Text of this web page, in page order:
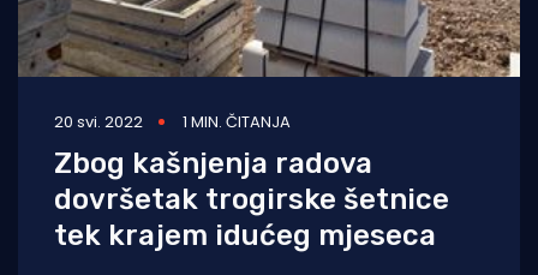
20 svi. 2022 1 MIN. ČITANJA
Zbog kašnjenja radova
dovršetak trogirske šetnice
tek krajem idućeg mjeseca